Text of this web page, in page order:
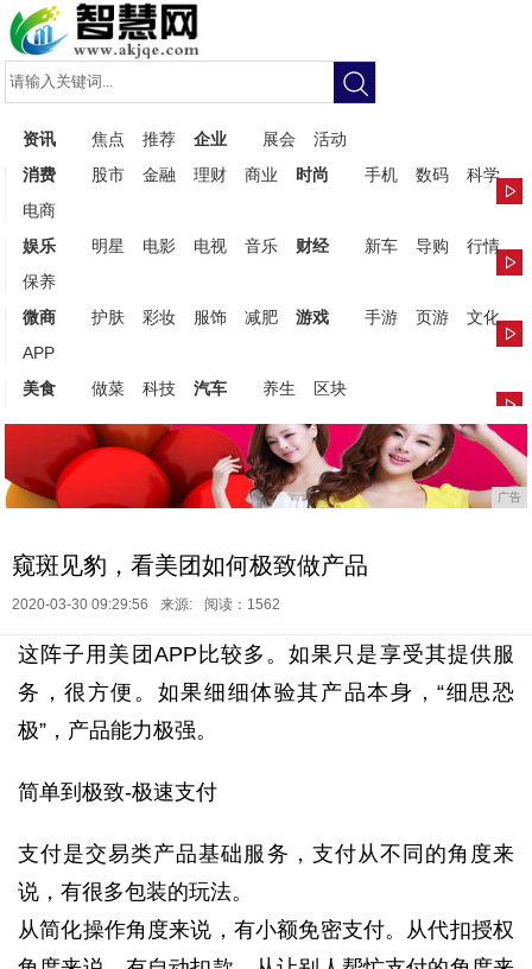
资讯 焦点 推荐 企业 展会
活动
消费
股市 金融 理财 商业 时尚 手机 数码
科学
电商
娱乐
明星 电影 电视 音乐 财经 新车 导购
行情
保养
微商
护肤 彩妆 服饰 减肥 游戏 手游 页游
文化
APP
美食
做菜 科技 汽车 养生 区块
广告
窥斑见豹，看美团如何极致做产品
2020-03-30 09:29:56 来源: 阅读：1562
这阵子用美团APP比较多。如果只是享受其提供服
务，很方便。如果细细体验其产品本身，“细思恐
极”，产品能力极强。
简单到极致-极速支付
支付是交易类产品基础服务，支付从不同的角度来
说，有很多包装的玩法。
从简化操作角度来说，有小额免密支付。 从代扣授权